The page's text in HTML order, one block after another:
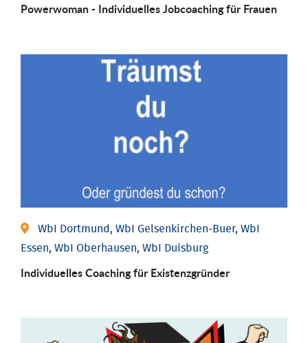
Powerwoman - Individu­elles Job­coaching für Frauen
WbI Dortmund, WbI Gelsenkirchen-Buer, WbI
Essen, WbI Oberhausen, WbI Duisburg
Individu­elles Coaching für Existenz­gründer